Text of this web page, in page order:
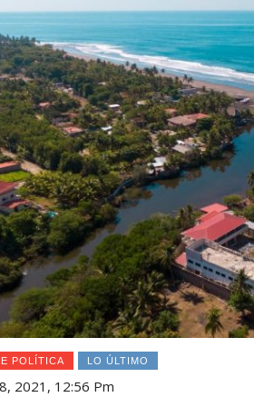
POLÍTICA LO ÚLTIMO
2021, 12:56 Pm